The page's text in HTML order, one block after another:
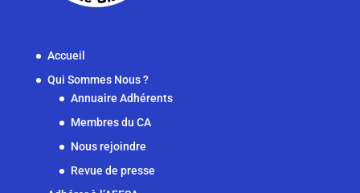
Accueil
Qui Sommes Nous ?
Annuaire Adhérents
Membres du CA
Nous rejoindre
Revue de presse